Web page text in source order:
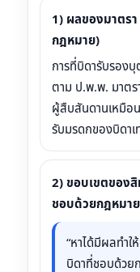
1) ผลของมาตร
กฎหมาย)
การที่บิดารับรอง
ตาม ป.พ.พ. มาตร
ผู้สืบสันดานเหมือ
รับมรดกของบิดาเ
2) ขอบเขตของ
ชอบด้วยกฎหมา
“หาได้มีผลทำ
บิดาที่ชอบด้วย